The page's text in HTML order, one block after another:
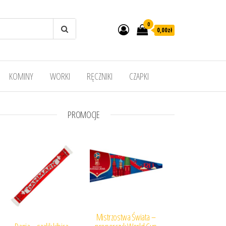
0
0,00zł
KOMINY WORKI RĘCZNIKI CZAPKI
PROMOCJE
Mistrzostwa Świata –